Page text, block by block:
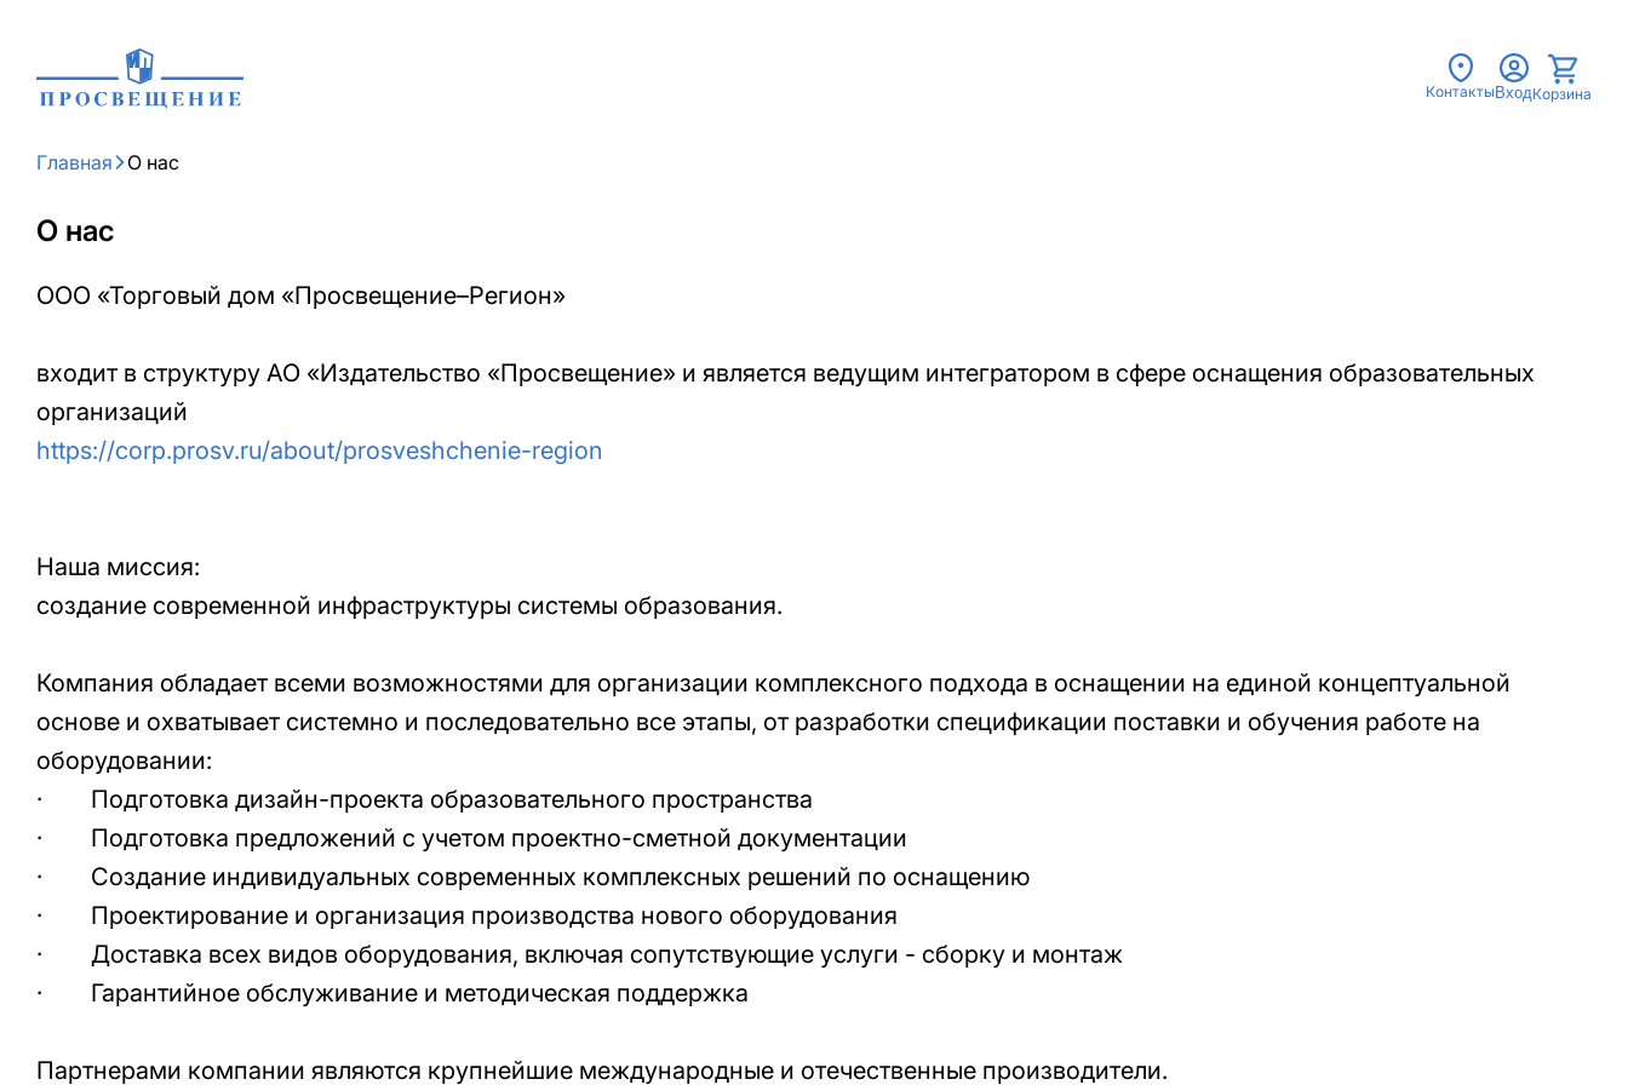
Контакты ВходКорзина
Главная О нас
О нас
ООО «Торговый дом «Просвещение–Регион»
входит в структуру АО «Издательство «Просвещение» и является ведущим интегратором в сфере оснащения образовательных
организаций
https://corp.prosv.ru/about/prosveshchenie-region
Наша миссия:
создание современной инфраструктуры системы образования.
Компания обладает всеми возможностями для организации комплексного подхода в оснащении на единой концептуальной
основе и охватывает системно и последовательно все этапы, от разработки спецификации поставки и обучения работе на
оборудовании:
· Подготовка дизайн-проекта образовательного пространства
· Подготовка предложений с учетом проектно-сметной документации
· Создание индивидуальных современных комплексных решений по оснащению
· Проектирование и организация производства нового оборудования
· Доставка всех видов оборудования, включая сопутствующие услуги - сборку и монтаж
· Гарантийное обслуживание и методическая поддержка
Партнерами компании являются крупнейшие международные и отечественные производители.